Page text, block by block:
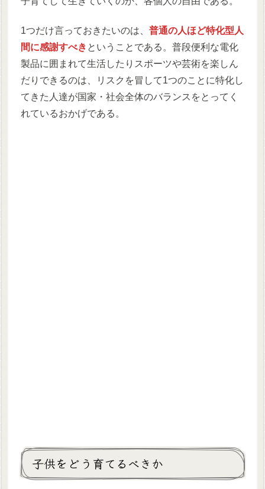
1つだけ言っておきたいのは、普通の人ほど特化型人
間に感謝すべき ということである。普段便利な電化
製品に囲まれて生活したりスポーツや芸術を楽しん
だりできるのは、リスクを冒して1つのことに特化し
てきた人達が国家・社会全体のバランスをとってく
れているおかげである。
子供をどう育てるべきか